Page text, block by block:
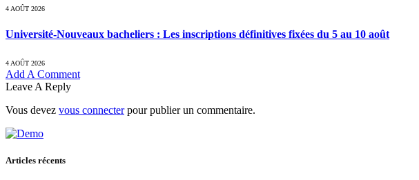
4 AOÛT 2026
Université-Nouveaux bacheliers : Les inscriptions définitives fixées du 5 au 10 août
4 AOÛT 2026
Add A Comment
Leave A Reply
Vous devez vous connecterpour publier un commentaire.
Articles récents